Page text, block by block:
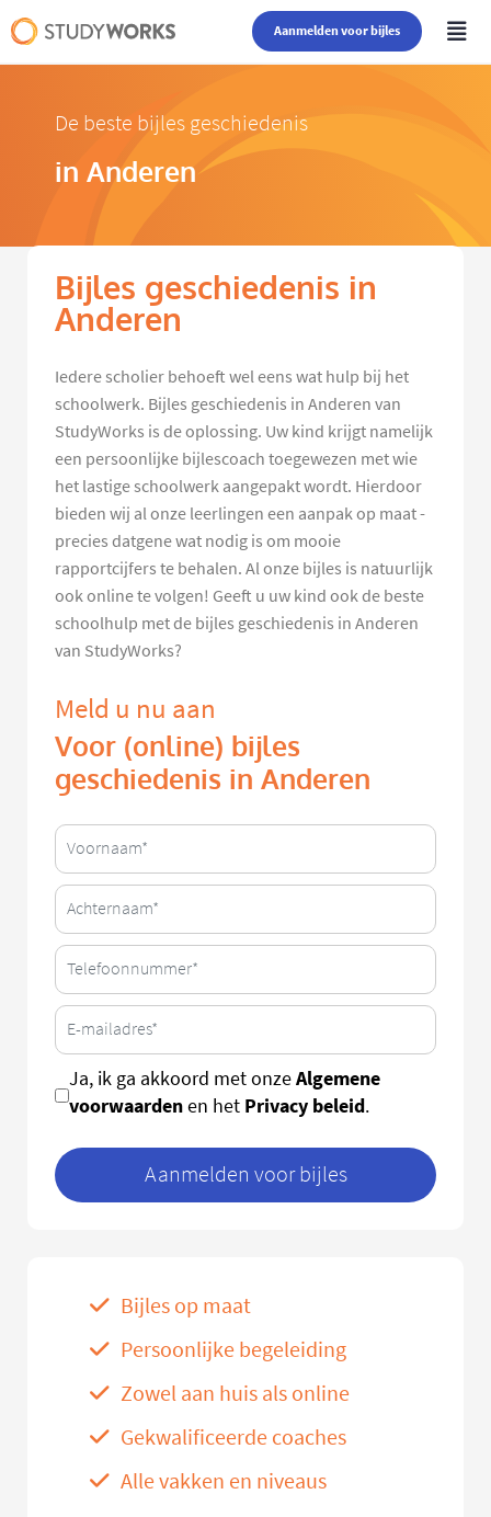
Aanmelden voor bijles
De beste bijles geschiedenis
in Anderen
Bijles geschiedenis in
Anderen
Iedere scholier behoeft wel eens wat hulp bij het
schoolwerk. Bijles geschiedenis in Anderen van
StudyWorks is de oplossing. Uw kind krijgt namelijk
een persoonlijke bijlescoach toegewezen met wie
het lastige schoolwerk aangepakt wordt. Hierdoor
bieden wij al onze leerlingen een aanpak op maat -
precies datgene wat nodig is om mooie
rapportcijfers te behalen. Al onze bijles is natuurlijk
ook online te volgen! Geeft u uw kind ook de beste
schoolhulp met de bijles geschiedenis in Anderen
van StudyWorks?
Meld u nu aan
Voor (online) bijles
geschiedenis in Anderen
Ja, ik ga akkoord met onzeAlgemene
voorwaardenen het Privacy beleid.
Aanmelden voor bijles
Bijles op maat
Persoonlijke begeleiding
Zowel aan huis als online
Gekwalificeerde coaches
Alle vakken en niveaus